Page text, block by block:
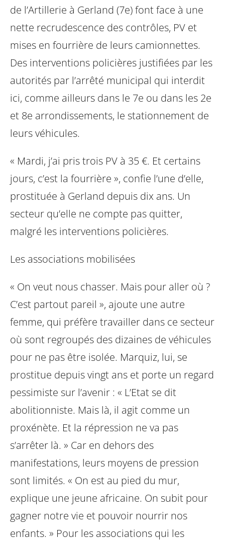
de l’Artillerie à Gerland (7e) font face à une
nette recrudescence des contrôles, PV et
mises en fourrière de leurs camionnettes.
Des interventions policières justifiées par les
autorités par l’arrêté municipal qui interdit
ici, comme ailleurs dans le 7e ou dans les 2e
et 8e arrondissements, le stationnement de
leurs véhicules.
« Mardi, j’ai pris trois PV à 35 €. Et certains
jours, c’est la fourrière », confie l’une d’elle,
prostituée à Gerland depuis dix ans. Un
secteur qu’elle ne compte pas quitter,
malgré les interventions policières.
Les associations mobilisées
« On veut nous chasser. Mais pour aller où ?
C’est partout pareil », ajoute une autre
femme, qui préfère travailler dans ce secteur
où sont regroupés des dizaines de véhicules
pour ne pas être isolée. Marquiz, lui, se
prostitue depuis vingt ans et porte un regard
pessimiste sur l’avenir : « L’Etat se dit
abolitionniste. Mais là, il agit comme un
proxénète. Et la répression ne va pas
s’arrêter là. » Car en dehors des
manifestations, leurs moyens de pression
sont limités. « On est au pied du mur,
explique une jeune africaine. On subit pour
gagner notre vie et pouvoir nourrir nos
enfants. » Pour les associations qui les